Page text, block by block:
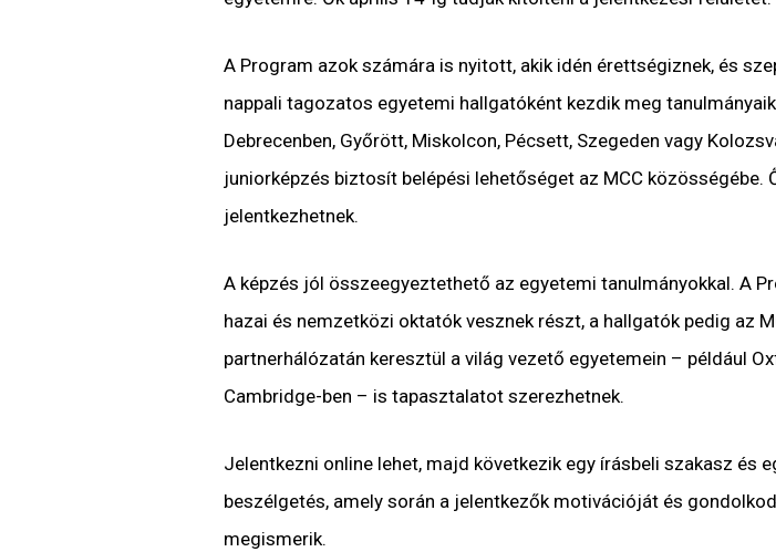
A Program azok számára is nyitott, akik idén érettségiznek, és
nappali tagozatos egyetemi hallgatóként kezdik meg
Debrecenben, Győrött, Miskolcon, Pécsett, Szegeden vagy
juniorképzés biztosít belépési lehetőséget az MCC közösségébe.
jelentkezhetnek.
A képzés jól összeegyeztethető az egyetemi tanulmányokkal. A
hazai és nemzetközi oktatók vesznek részt, a hallgatók pedig az
partnerhálózatán keresztül a világ vezető egyetemein – például
Cambridge-ben – is tapasztalatot szerezhetnek.
Jelentkezni online lehet, majd következik egy írásbeli szakasz és
beszélgetés, amely során a jelentkezők motivációját és
megismerik.